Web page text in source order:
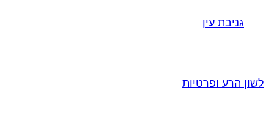
גניבת עין
לשון הרע ופרטיות